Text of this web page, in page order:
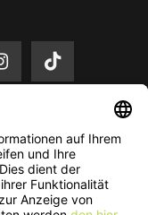
zzgl. Versandkosten.
der Vorrat reicht.
- All Rights Reserved.​